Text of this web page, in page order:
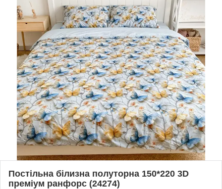
Постільна білизна полуторна 150*220 3D
преміум ранфорс (24274)